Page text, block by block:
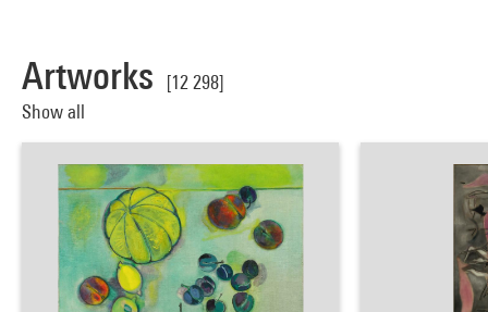
Artworks
[12 298]
Show all